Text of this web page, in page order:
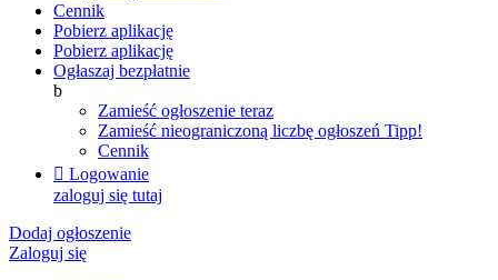
Cennik
Pobierz aplikację
Pobierz aplikację
Ogłaszaj bezpłatnie
b
Zamieść ogłoszenie teraz
Zamieść nieograniczoną liczbę ogłoszeń Tipp!
Cennik
 Logowanie
zaloguj się tutaj
Dodaj ogłoszenie
Zaloguj się